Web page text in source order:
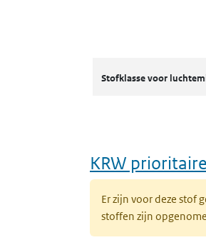
Stofklasse voor
KRW
Er zijn voor deze stof
stoffen zijn